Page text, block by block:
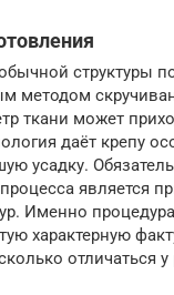
структуры
методом
ткани может
даёт крепу
усадку.
является
Именно
характерную
отличаться